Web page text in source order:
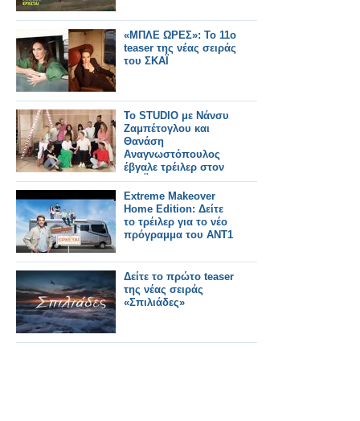
«ΜΠΛΕ ΩΡΕΣ»: Το 11ο
teaser της νέας σειράς
του ΣΚΑΪ
Το STUDIO με Νάνσυ
Ζαμπέτογλου και
Θανάση
Αναγνωστόπουλος
έβγαλε τρέιλερ στον
ΣΚΑΪ
Extreme Makeover
Home Edition: Δείτε
το τρέιλερ για το νέο
πρόγραμμα του ΑΝΤ1
Δείτε το πρώτο teaser
της νέας σειράς
«Σπιλιάδες»